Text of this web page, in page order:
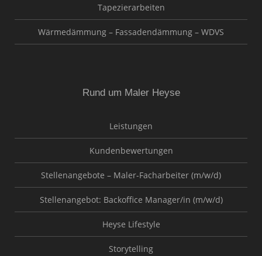
Tapezierarbeiten
Wärmedämmung – Fassadendämmung – WDVS
Rund um Maler Heyse
Leistungen
Kundenbewertungen
Stellenangebote – Maler-Facharbeiter (m/w/d)
Stellenangebot: Backoffice Manager/in (m/w/d)
Heyse Lifestyle
Storytelling